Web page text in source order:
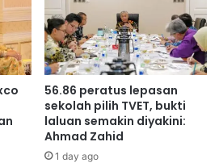
56.86 peratus lepasan
sekolah pilih TVET, bukti
laluan semakin diyakini:
Ahmad Zahid
1 day ago